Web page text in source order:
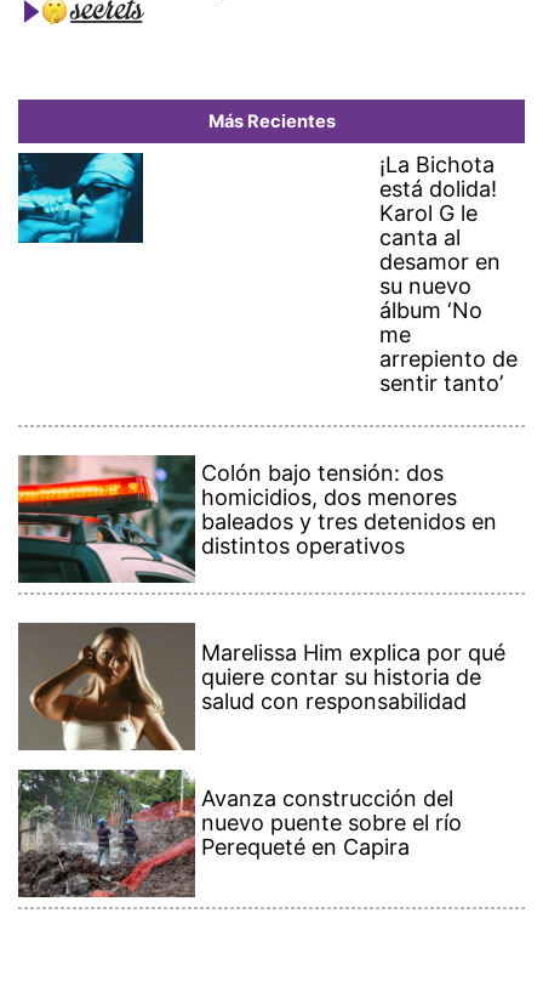
Más Recientes
¡La Bichota
está dolida!
Karol G le
canta al
desamor en
su nuevo
álbum ‘No
me
arrepiento de
sentir tanto’
Colón bajo tensión: dos
homicidios, dos menores
baleados y tres detenidos en
distintos operativos
Marelissa Him explica por qué
quiere contar su historia de
salud con responsabilidad
Avanza construcción del
nuevo puente sobre el río
Perequeté en Capira